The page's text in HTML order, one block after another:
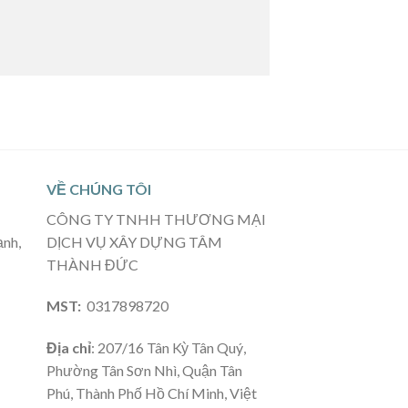
VỀ CHÚNG TÔI
CÔNG TY TNHH THƯƠNG MẠI
DỊCH VỤ XÂY DỰNG TÂM
THÀNH ĐỨC
MST: 0317898720
Địa chỉ: 207/16 Tân Kỳ Tân Quý,
Phường Tân Sơn Nhì, Quận Tân
Phú, Thành Phố Hồ Chí Minh, Việt